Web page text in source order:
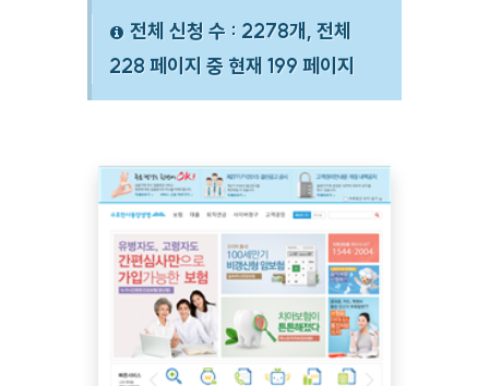
전체 신청 수 : 2278개, 전체
228 페이지 중 현재 199 페이지